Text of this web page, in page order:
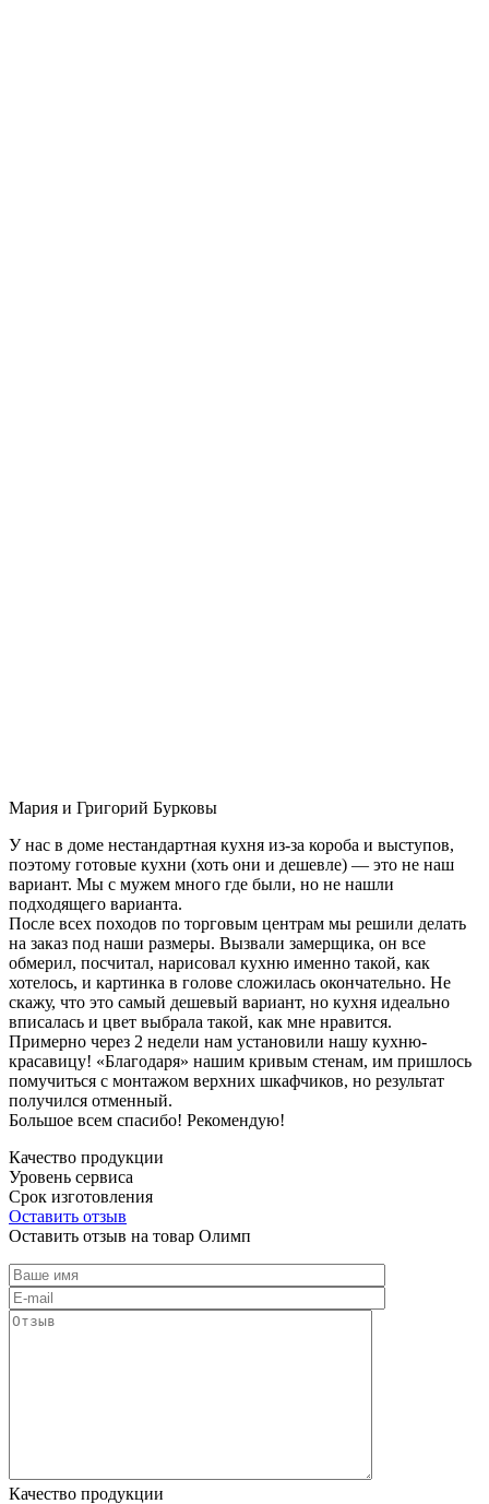
Мария и Григорий Бурковы
У нас в доме нестандартная кухня из-за короба и выступов,
поэтому готовые кухни (хоть они и дешевле) — это не наш
вариант. Мы с мужем много где были, но не нашли
подходящего варианта.
После всех походов по торговым центрам мы решили делать
на заказ под наши размеры. Вызвали замерщика, он все
обмерил, посчитал, нарисовал кухню именно такой, как
хотелось, и картинка в голове сложилась окончательно. Не
скажу, что это самый дешевый вариант, но кухня идеально
вписалась и цвет выбрала такой, как мне нравится.
Примерно через 2 недели нам установили нашу кухню-
красавицу! «Благодаря» нашим кривым стенам, им пришлось
помучиться с монтажом верхних шкафчиков, но результат
получился отменный.
Большое всем спасибо! Рекомендую!
Качество продукции
Уровень сервиса
Срок изготовления
Оставить отзыв
Оставить отзыв на товар Олимп
Качество продукции